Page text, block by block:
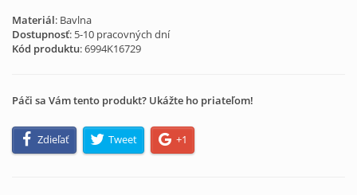
Materiál: Bavlna
Dostupnosť: 5-10 pracovných dní
Kód produktu:6994K16729
Páči sa Vám tento produkt? Ukážte ho priateľom!
Zdieľať Tweet +1